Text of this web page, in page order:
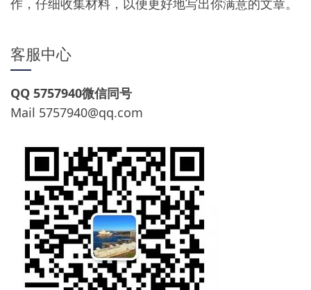
作，仔细收集材料，以便更好地写出你满意的文章。
客服中心
QQ 5757940微信同号
Mail 5757940@qq.com